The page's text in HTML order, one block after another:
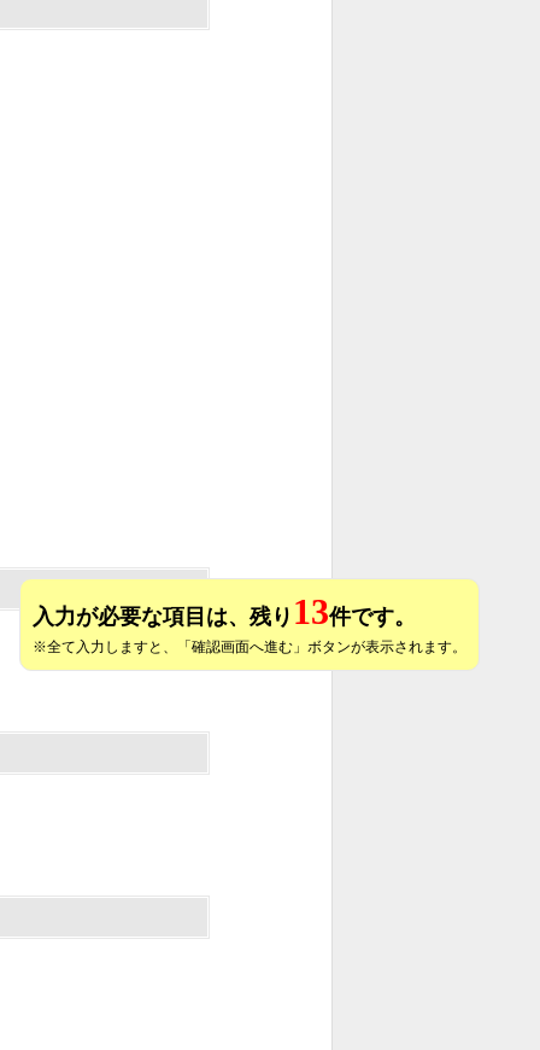
入力が必要な項目は、残り 13件です。
※全て入力しますと、「確認画面へ進む」ボタンが表示されます。